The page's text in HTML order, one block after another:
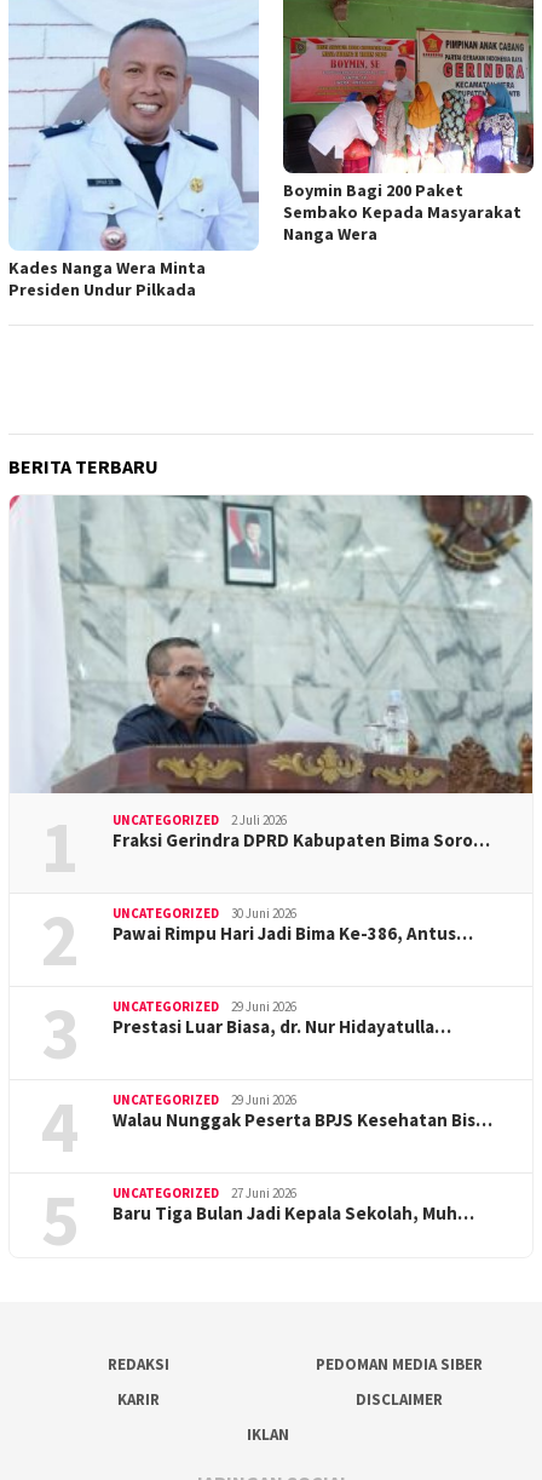
Kades Nanga Wera Minta
Presiden Undur Pilkada
Boymin Bagi 200 Paket
Sembako Kepada Masyarakat
Nanga Wera
BERITA TERBARU
1 UNCATEGORIZED 2 Juli 2026
Fraksi Gerindra DPRD Kabupaten Bima Soro…
2 UNCATEGORIZED 30 Juni 2026
Pawai Rimpu Hari Jadi Bima Ke-386, Antus…
3 UNCATEGORIZED 29 Juni 2026
Prestasi Luar Biasa, dr. Nur Hidayatulla…
4 UNCATEGORIZED 29 Juni 2026
Walau Nunggak Peserta BPJS Kesehatan Bis…
5 UNCATEGORIZED 27 Juni 2026
Baru Tiga Bulan Jadi Kepala Sekolah, Muh…
REDAKSI
PEDOMAN MEDIA SIBER
KARIR
DISCLAIMER
IKLAN